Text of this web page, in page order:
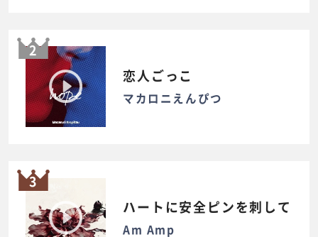
2
恋人ごっこ
マカロニえんぴつ
3
ハートに安全ピンを刺して
Am Amp